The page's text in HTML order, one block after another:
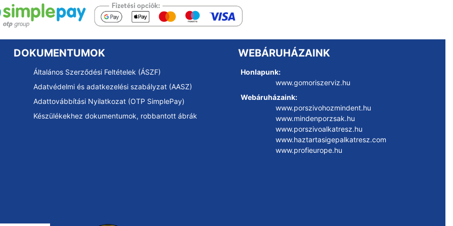
DOKUMENTUMOK
Általános Szerződési Feltételek (ÁSZF)
Adatvédelmi és adatkezelési szabályzat (AASZ)
Adattovábbítási Nyilatkozat (OTP SimplePay)
Készülékekhez dokumentumok, robbantott ábrák
WEBÁRUHÁZAINK
Honlapunk:
www.gomoriszerviz.hu
Webáruházaink:
www.porszivohozmindent.hu
www.mindenporzsak.hu
www.porszivoalkatresz.hu
www.haztartasigepalkatresz.com
www.profieurope.hu